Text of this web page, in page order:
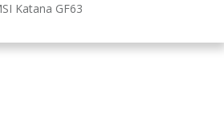
Katana GF63